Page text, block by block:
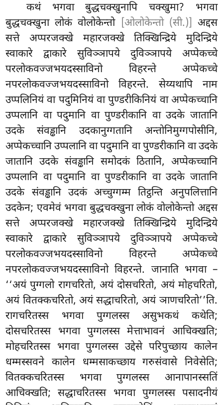
कथं भगवा बुद्धचक्खुनापि चक्खुमा? भगवा
बुद्धचक्खुना लोकं वोलोकेन्तो [ओलोकेन्तो (सी.)] अद्दस
सत्ते अप्परजक्खे महारजक्खे तिक्खिन्द्रिये मुदिन्द्रिये
स्वाकारे द्वाकारे सुविञ्ञापये दुविञ्ञापये अप्पेकच्चे
परलोकवज्जभयदस्साविनो विहरन्ते अप्पेकच्चे
नपरलोकवज्जभयदस्साविनो विहरन्ते. सेय्यथापि नाम
उप्पलिनियं वा पदुमिनियं वा पुण्डरीकिनियं वा अप्पेकच्चानि
उप्पलानि वा पदुमानि वा पुण्डरीकानि वा उदके जातानि
उदके संवड्ढानि उदकानुग्गतानि अन्तोनिमुग्गपोसीनि,
अप्पेकच्चानि उप्पलानि वा पदुमानि वा पुण्डरीकानि वा उदके
जातानि उदके संवड्ढानि समोदकं ठितानि, अप्पेकच्चानि
उप्पलानि वा पदुमानि वा पुण्डरीकानि वा उदके जातानि
उदके संवड्ढानि उदकं अच्चुग्गम्म तिट्ठन्ति अनुपलित्तानि
उदकेन; एवमेवं भगवा बुद्धचक्खुना लोकं वोलोकेन्तो अद्दस
सत्ते अप्परजक्खे महारजक्खे तिक्खिन्द्रिये मुदिन्द्रिये
स्वाकारे द्वाकारे सुविञ्ञापये दुविञ्ञापये अप्पेकच्चे
परलोकवज्जभयदस्साविनो विहरन्ते अप्पेकच्चे
नपरलोकवज्जभयदस्साविनो विहरन्ते. जानाति भगवा –
‘‘अयं पुग्गलो रागचरितो, अयं दोसचरितो, अयं मोहचरितो,
अयं वितक्कचरितो, अयं सद्धाचरितो, अयं ञाणचरितो’’ति.
रागचरितस्स भगवा पुग्गलस्स असुभकथं कथेति;
दोसचरितस्स भगवा पुग्गलस्स मेत्ताभावनं आचिक्खति;
मोहचरितस्स भगवा पुग्गलस्स उद्देसे परिपुच्छाय कालेन
धम्मस्सवने कालेन धम्मसाकच्छाय गरुसंवासे निवेसेति;
वितक्कचरितस्स भगवा पुग्गलस्स आनापानस्सतिं
आचिक्खति; सद्धाचरितस्स भगवा पुग्गलस्स पसादनीयं